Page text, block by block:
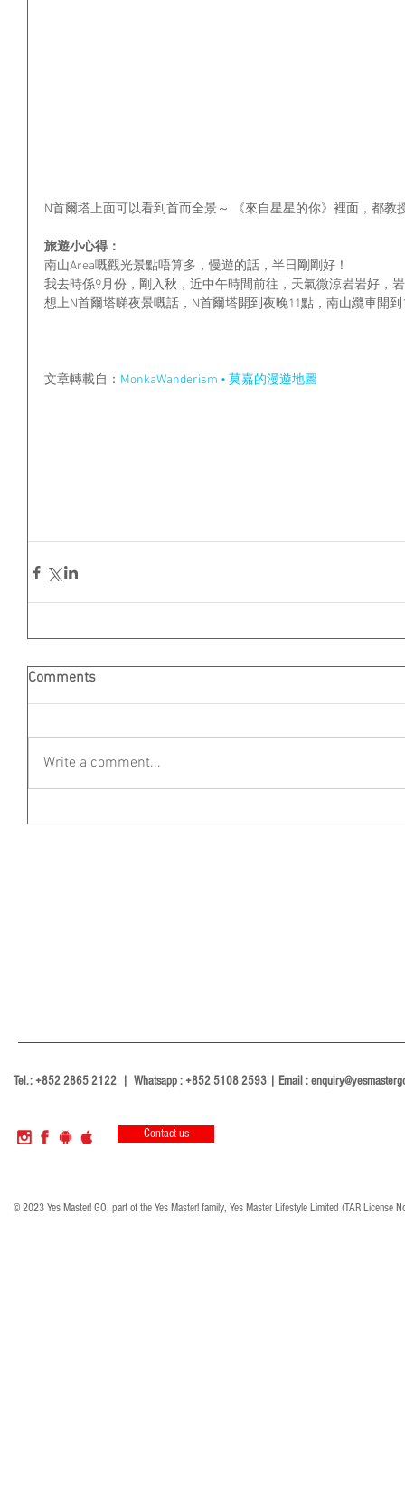
N首爾塔上面可以看到首而全景～ 《來自星星的你》裡面，都
旅遊小心得：
南山Area嘅觀光景點唔算多，慢遊的話，半日剛剛好！
我去時係9月份，剛入秋，近中午時間前往，天氣微涼岩岩好，
想上N首爾塔睇夜景嘅話，N首爾塔開到夜晚11點，南山纜車開
文章轉載自： MonkaWanderism • 莫嘉的漫遊地圖
Comments
Write a comment...
Tel.: +852 2865 2122 | Whatsapp : +852 5108 2593 | Email :
Contact us
© 2023 Yes Master! GO, part of the Yes Master! family, Yes Master Lifestyle Limited (TAR License